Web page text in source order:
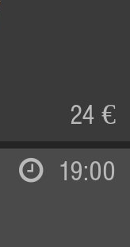
24 €
19:00